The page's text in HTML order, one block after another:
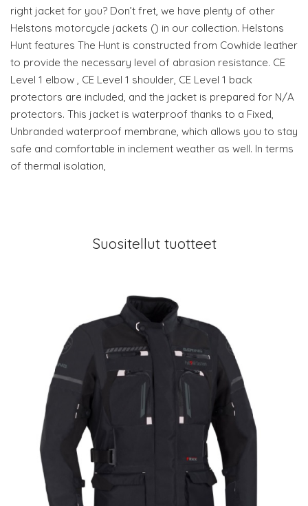
right jacket for you? Don’t fret, we have plenty of other
Helstons motorcycle jackets () in our collection. Helstons
Hunt features The Hunt is constructed from Cowhide leather
to provide the necessary level of abrasion resistance. CE
Level 1 elbow , CE Level 1 shoulder, CE Level 1 back
protectors are included, and the jacket is prepared for N/A
protectors. This jacket is waterproof thanks to a Fixed,
Unbranded waterproof membrane, which allows you to stay
safe and comfortable in inclement weather as well. In terms
of thermal isolation,
Suositellut tuotteet